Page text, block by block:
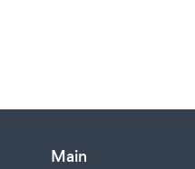
Main